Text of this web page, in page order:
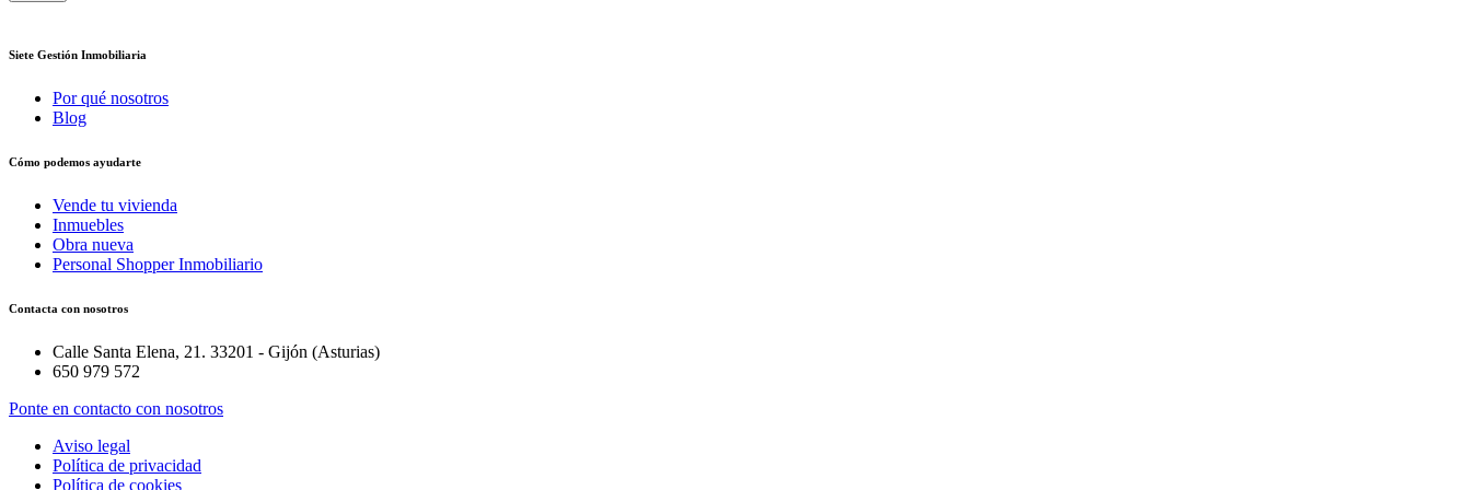
Siete Gestión Inmobiliaria
Por qué nosotros
Blog
Cómo podemos ayudarte
Vende tu vivienda
Inmuebles
Obra nueva
Personal Shopper Inmobiliario
Contacta con nosotros
Calle Santa Elena, 21. 33201 - Gijón (Asturias)
650 979 572
Ponte en contacto con nosotros
Aviso legal
Política de privacidad
Política de cookies